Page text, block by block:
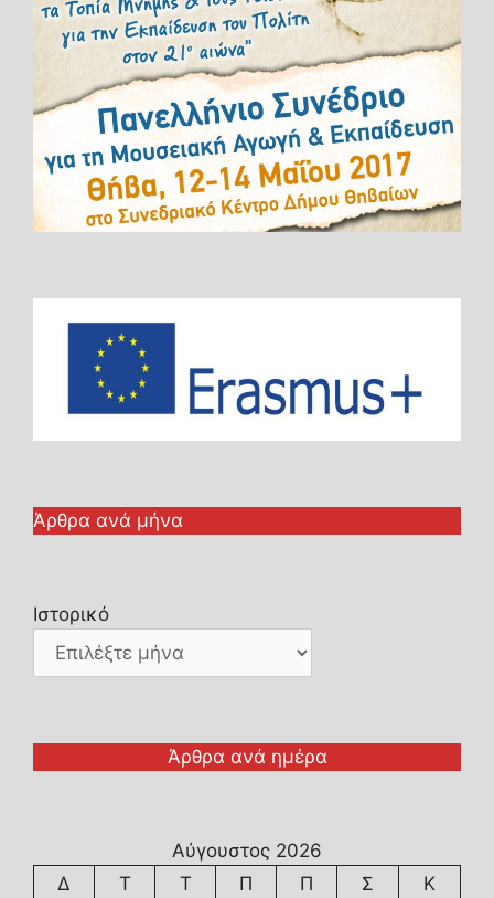
Άρθρα ανά μήνα
Ιστορικό
Άρθρα ανά ημέρα
Αύγουστος 2026
Δ
Τ Τ Π Π Σ Κ